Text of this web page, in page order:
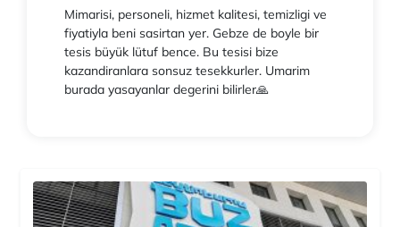
Mimarisi, personeli, hizmet kalitesi, temizligi ve
fiyatiyla beni sasirtan yer. Gebze de boyle bir
tesis büyük lütuf bence. Bu tesisi bize
kazandiranlara sonsuz tesekkurler. Umarim
burada yasayanlar degerini bilirler🙏